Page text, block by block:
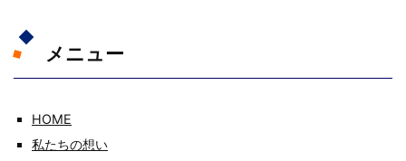
メニュー
HOME
私たちの想い